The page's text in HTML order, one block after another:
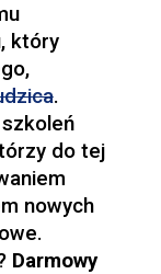
który
.
do tej
nowych
Darmowy